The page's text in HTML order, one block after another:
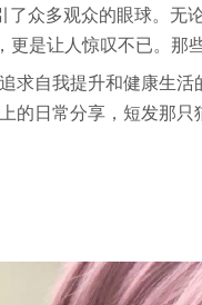
了众多观众的眼球。
是让人惊叹不已。那
求自我提升和健康生
的日常分享，短发那